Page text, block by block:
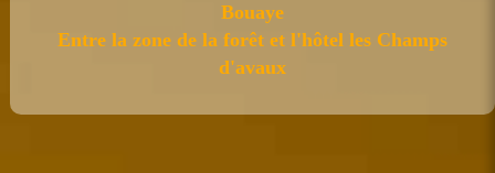
Bouaye
Entre la zone de la forêt et l'hôtel les Champs
d'avaux